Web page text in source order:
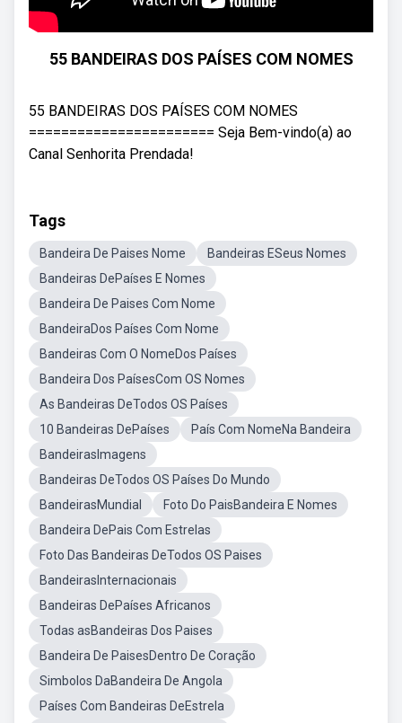
55 BANDEIRAS DOS PAÍSES COM NOMES
55 BANDEIRAS DOS PAÍSES COM NOMES
======================= Seja Bem-vindo(a) ao
Canal Senhorita Prendada!
Tags
Bandeira De Paises Nome
Bandeiras ESeus Nomes
Bandeiras DePaíses E Nomes
Bandeira De Paises Com Nome
BandeiraDos Países Com Nome
Bandeiras Com O NomeDos Países
Bandeira Dos PaísesCom OS Nomes
As Bandeiras DeTodos OS Países
10 Bandeiras DePaíses
País Com NomeNa Bandeira
BandeirasImagens
Bandeiras DeTodos OS Países Do Mundo
BandeirasMundial
Foto Do PaisBandeira E Nomes
Bandeira DePais Com Estrelas
Foto Das Bandeiras DeTodos OS Paises
BandeirasInternacionais
Bandeiras DePaíses Africanos
Todas asBandeiras Dos Paises
Bandeira De PaisesDentro De Coração
Simbolos DaBandeira De Angola
Países Com Bandeiras DeEstrela